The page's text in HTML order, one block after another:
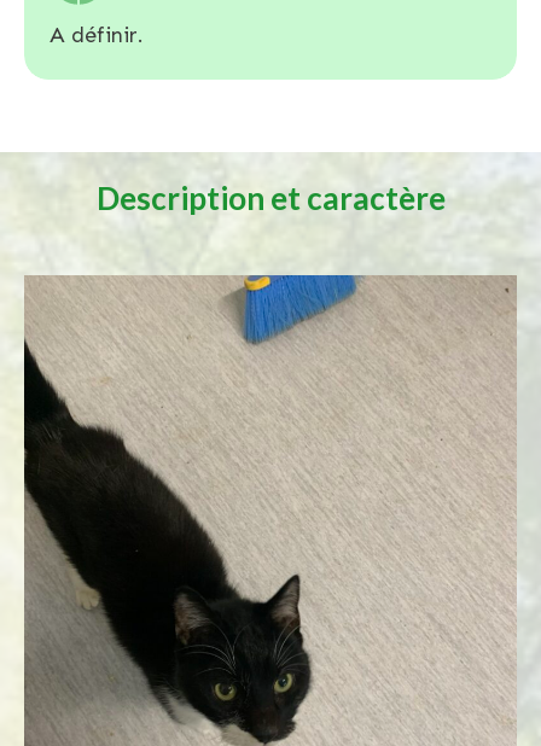
A définir.
Description et caractère